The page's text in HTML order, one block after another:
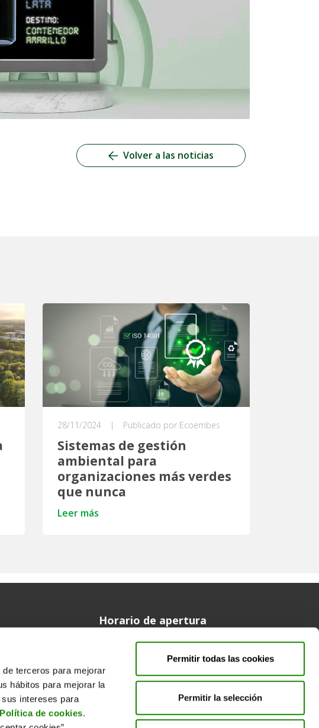
terceros para mejorar
hábitos para mejorar la
intereses para
Política de cookies.
Permitir todas las cookies
Permitir la selección
Volver a las noticias
28/11/2024 | Publicado por Ecoembes
Sistemas de gestión
ambiental para
organizaciones más verdes
que nunca
Leer más
Horario de apertura
Síguenos en